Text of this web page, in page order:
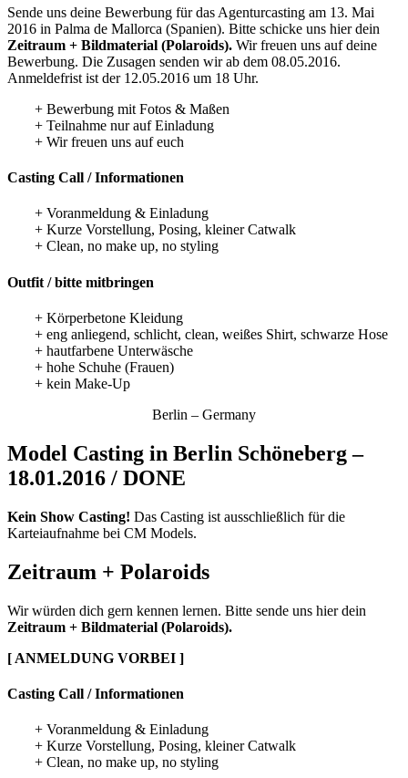
Sende uns deine Bewerbung für das Agenturcasting am 13. Mai
2016 in Palma de Mallorca (Spanien). Bitte schicke uns hier dein
Zeitraum + Bildmaterial (Polaroids). Wir freuen uns auf deine
Bewerbung. Die Zusagen senden wir ab dem 08.05.2016.
Anmeldefrist ist der 12.05.2016 um 18 Uhr.
+ Bewerbung mit Fotos & Maßen
+ Teilnahme nur auf Einladung
+ Wir freuen uns auf euch
Casting Call / Informationen
+ Voranmeldung & Einladung
+ Kurze Vorstellung, Posing, kleiner Catwalk
+ Clean, no make up, no styling
Outfit / bitte mitbringen
+ Körperbetone Kleidung
+ eng anliegend, schlicht, clean, weißes Shirt, schwarze Hose
+ hautfarbene Unterwäsche
+ hohe Schuhe (Frauen)
+ kein Make-Up
Berlin – Germany
Model Casting in Berlin Schöneberg –
18.01.2016 / DONE
Kein Show Casting! Das Casting ist ausschließlich für die
Karteiaufnahme bei CM Models.
Zeitraum + Polaroids
Wir würden dich gern kennen lernen. Bitte sende uns hier dein
Zeitraum + Bildmaterial (Polaroids).
[ ANMELDUNG VORBEI ]
Casting Call / Informationen
+ Voranmeldung & Einladung
+ Kurze Vorstellung, Posing, kleiner Catwalk
+ Clean, no make up, no styling